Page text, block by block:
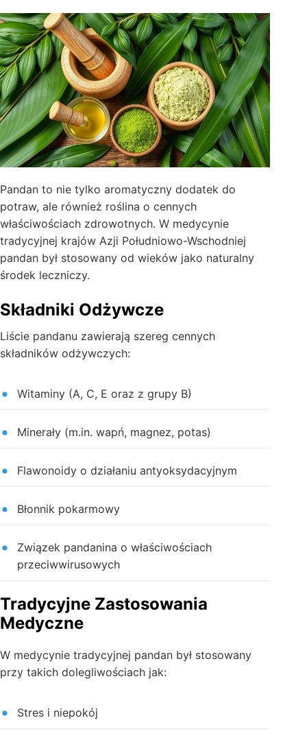
Pandan to nie tylko aromatyczny dodatek do
potraw, ale również roślina o cennych
właściwościach zdrowotnych. W medycynie
tradycyjnej krajów Azji Południowo-Wschodniej
pandan był stosowany od wieków jako naturalny
środek leczniczy.
Składniki Odżywcze
Liście pandanu zawierają szereg cennych
składników odżywczych:
Witaminy (A, C, E oraz z grupy B)
Minerały (m.in. wapń, magnez, potas)
Flawonoidy o działaniu antyoksydacyjnym
Błonnik pokarmowy
Związek pandanina o właściwościach
przeciwwirusowych
Tradycyjne Zastosowania
Medyczne
W medycynie tradycyjnej pandan był stosowany
przy takich dolegliwościach jak:
Stres i niepokój